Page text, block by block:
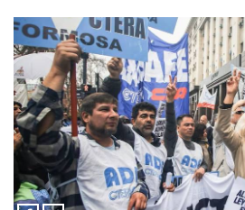
RT@PJCampana2022 : Asumimos
Partido Justicialista de Campana,
compañero@caortega64vuelva a…